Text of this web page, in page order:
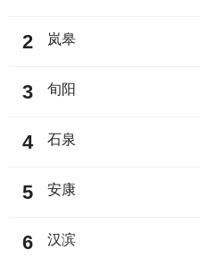
2 岚皋
3 旬阳
4 石泉
5 安康
6 汉滨